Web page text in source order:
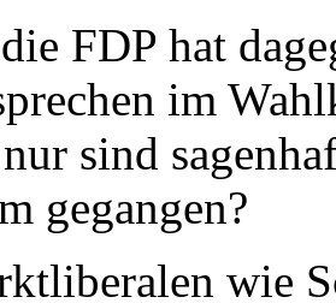
FDP hat
im
sind
gegangen?
wie